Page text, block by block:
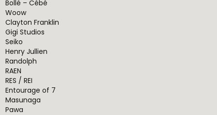
Bollé – Cébé
Woow
Clayton Franklin
Gigi Studios
Seiko
Henry Jullien
Randolph
RAEN
RES / REI
Entourage of 7
Masunaga
Pawa